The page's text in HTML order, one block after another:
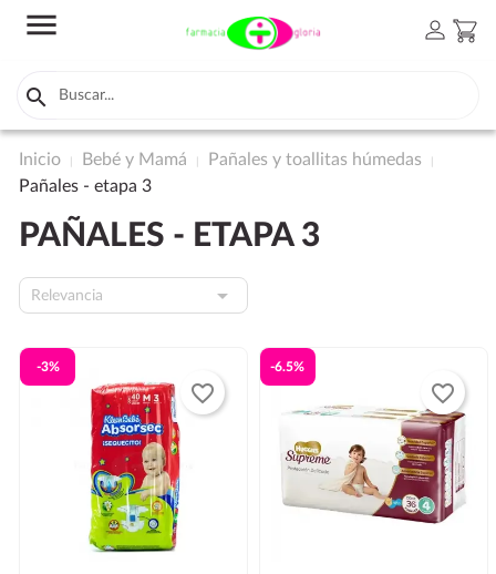
menu person shopping_cart

Inicio Bebé y Mamá
Pañales y toallitas húmedas
Pañales - etapa 3
PAÑALES - ETAPA 3
Relevancia 
-3%
favorite_border
-6.5%
favorite_border